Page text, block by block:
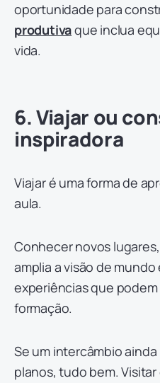
oportunidade para
produtivaque inclua
vida.
6. Viajar ou
inspiradora
Viajar é uma forma de
aula.
Conhecer novos
amplia a visão de
experiências que
formação.
Se um intercâmbio
planos, tudo bem.